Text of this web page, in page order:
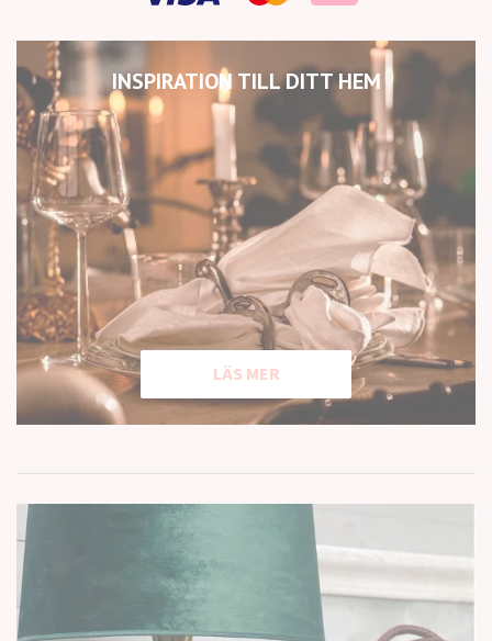
INSPIRATION TILL DITT HEM
LÄS MER